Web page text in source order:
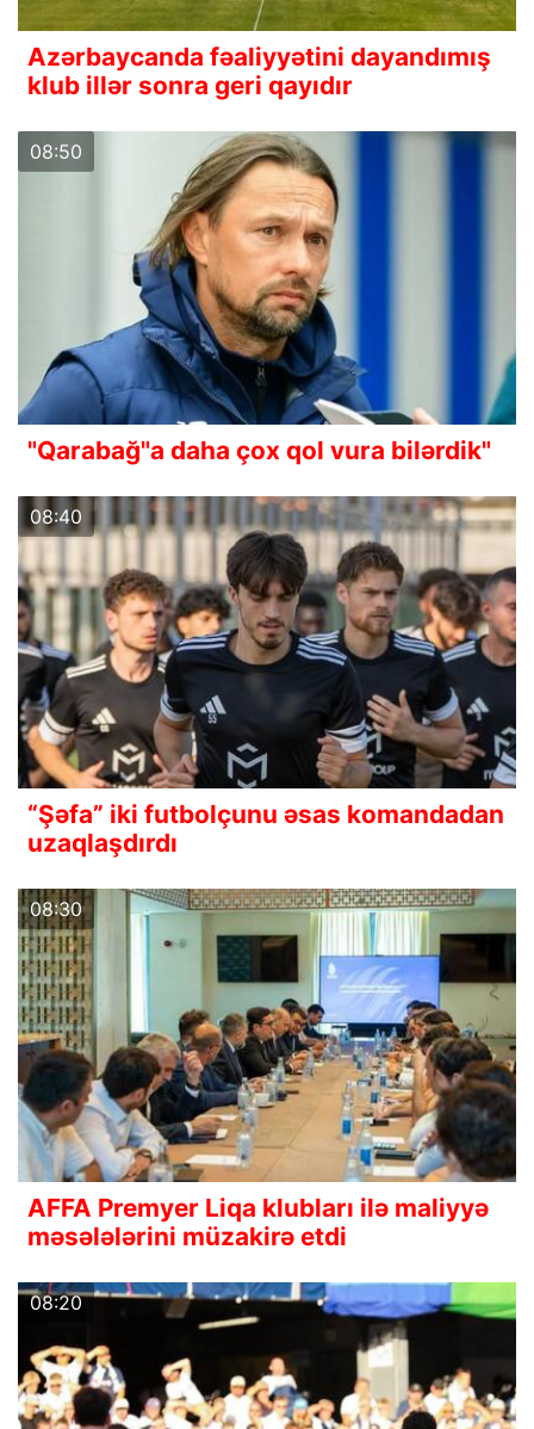
Azərbaycanda fəaliyyətini dayandımış
klub illər sonra geri qayıdır
08:50
"Qarabağ"a daha çox qol vura bilərdik"
08:40
“Şəfa” iki futbolçunu əsas komandadan
uzaqlaşdırdı
08:30
AFFA Premyer Liqa klubları ilə maliyyə
məsələlərini müzakirə etdi
08:20